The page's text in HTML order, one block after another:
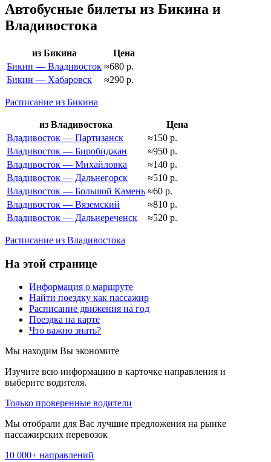
Автобусные билеты из Бикина и
Владивостока
из Бикина
Цена
Бикин — Владивосток ≈680 р.
Бикин — Хабаровск
≈290 р.
Расписание из Бикина
из Владивостока
Цена
Владивосток — Партизанск
≈150 р.
Владивосток — Биробиджан
≈950 р.
Владивосток — Михайловка
≈140 р.
Владивосток — Дальнегорск
≈510 р.
Владивосток — Большой Камень ≈60 р.
Владивосток — Вяземский
≈810 р.
Владивосток — Дальнереченск
≈520 р.
Расписание из Владивостока
На этой странице
Информация о маршруте
Найти поездку как пассажир
Расписание движения на год
Поездка на карте
Что важно знать?
Мы находим Вы экономите
Изучите всю информацию в карточке направления и
выберите водителя.
Только проверенные водители
Мы отобрали для Вас лучшие предложения на рынке
пассажирских перевозок
10 000+ направлений